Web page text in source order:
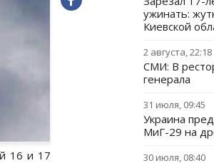
16 и 17
ужинать:
Киевской
2 августа, 22:18
СМИ: В
генерала
31 июля, 09:45
Украина
МиГ-29 на
30 июля, 08:40